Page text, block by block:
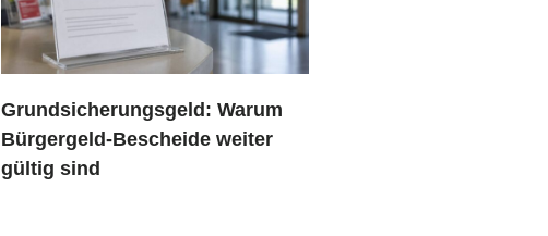
Grundsicherungsgeld: Warum
Bürgergeld-Bescheide weiter
gültig sind